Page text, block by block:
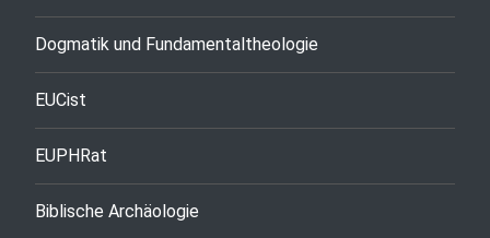
Dogmatik und Fundamentaltheologie
EUCist
EUPHRat
Biblische Archäologie